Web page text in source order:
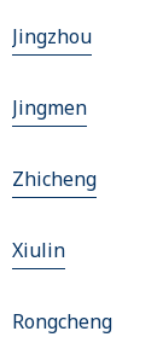
Jingzhou
Jingmen
Zhicheng
Xiulin
Rongcheng